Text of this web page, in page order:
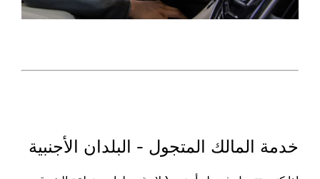
خدمة المالك المتجول - البلدان الأجنبية